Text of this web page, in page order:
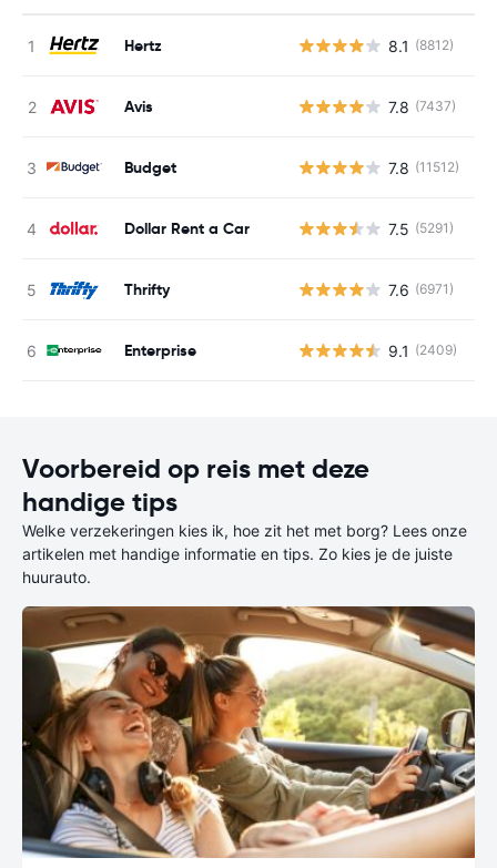
Hertz 8.1 (8812)
Avis 7.8 (7437)
Budget 7.8 (11512)
Dollar Rent a Car 7.5 (5291)
Thrifty 7.6 (6971)
Enterprise 9.1 (2409)
Voorbereid op reis met deze
handige tips
Welke verzekeringen kies ik, hoe zit het met borg? Lees onze
artikelen met handige informatie en tips. Zo kies je de juiste
huurauto.